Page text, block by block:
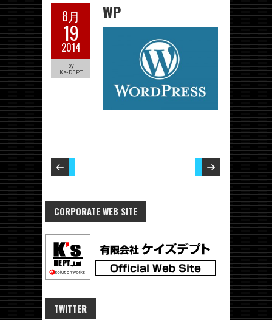
8月
19
2014
by
K's-DEPT
WP
CORPORATE WEB SITE
TWITTER